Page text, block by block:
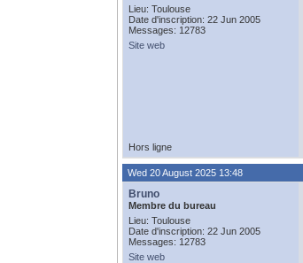
Lieu: Toulouse
Date d'inscription: 22 Jun 2005
Messages: 12783
Site web
Hors ligne
Wed 20 August 2025 13:48
Bruno
Membre du bureau
Lieu: Toulouse
Date d'inscription: 22 Jun 2005
Messages: 12783
Site web